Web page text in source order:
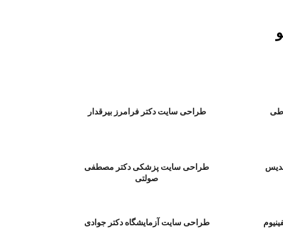
طراحی سایت دکتر فرامرز بیرقدار
طراحی سایت پزشکی دكتر مصطفی
صولتی
طراحی سایت آزمایشگاه دکتر جوادی